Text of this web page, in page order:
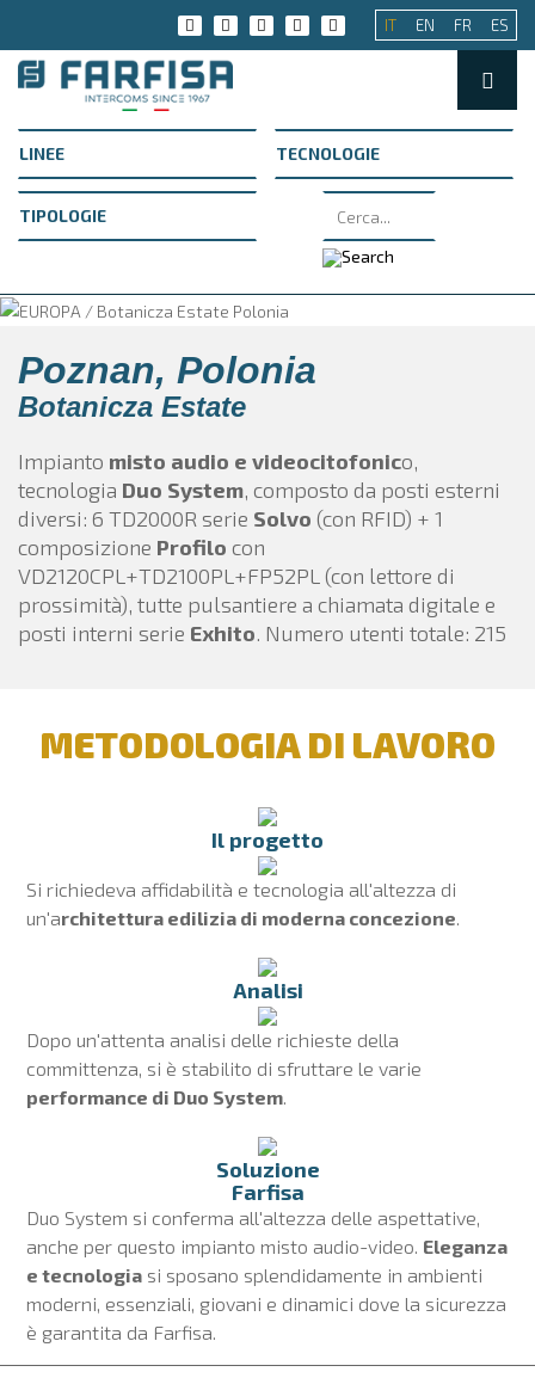
IT EN FR ES
Poznan, Polonia
Botanicza Estate
Impianto misto audio e videocitofonico,
tecnologia Duo System, composto da posti esterni
diversi: 6 TD2000R serie Solvo (con RFID) + 1
composizione Profilo con
VD2120CPL+TD2100PL+FP52PL (con lettore di
prossimità), tutte pulsantiere a chiamata digitale e
posti interni serie Exhito. Numero utenti totale: 215
METODOLOGIA DI LAVORO
Il progetto
Si richiedeva affidabilità e tecnologia all'altezza di
un'architettura edilizia di moderna concezione
Analisi
Dopo un'attenta analisi delle richieste della
committenza, si è stabilito di sfruttare le varie
performance di Duo System
Soluzione
Farfisa
Duo System si conferma all'altezza delle aspettative,
anche per questo impianto misto audio-video. Eleganza
e tecnologia si sposano splendidamente in ambienti
moderni, essenziali, giovani e dinamici dove la sicurezza
è garantita da Farfisa.